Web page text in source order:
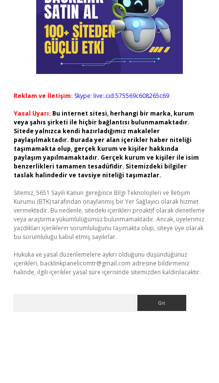
Reklam ve İletişim: Skype: live:.cid.575569c608265c69
Yasal Uyarı: Bu internet sitesi, herhangi bir marka, kurum
veya şahıs şirketi ile hiçbir bağlantısı bulunmamaktadır.
Sitede yalnızca kendi hazırladığımız makaleler
paylaşılmaktadır. Burada yer alan içerikler haber niteliği
taşımamakta olup, gerçek kurum ve kişiler hakkında
paylaşım yapılmamaktadır. Gerçek kurum ve kişiler ile isim
benzerlikleri tamamen tesadüfidir. Sitemizdeki bilgiler
taslak halindedir ve tavsiye niteliği taşımazlar.
Sitemiz, 5651 Sayılı Kanun gereğince Bilgi Teknolojileri ve İletişim
Kurumu (BTK) tarafından onaylanmış bir Yer Sağlayıcı olarak hizmet
vermektedir. Bu nedenle, sitedeki içerikleri proaktif olarak denetleme
veya araştırma yükümlülüğümüz bulunmamaktadır. Ancak, üyelerimiz
yazdıkları içeriklerin sorumluluğunu taşımakta olup, siteye üye olarak
bu sorumluluğu kabul etmiş sayılırlar.
Hukuka ve yasal düzenlemelere aykırı olduğunu düşündüğünüz
içerikleri, backlinkpanelicomtr@gmail.com adresine bildirmeniz
halinde, ilgili içerikler yasal süre içerisinde sitemizden kaldırılacaktır.